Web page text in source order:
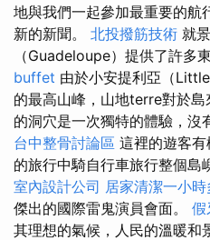
地與我們一起參加最重要的航
新的新聞。 北投撥筋技術 就
（Guadeloupe）提供了許多
buffet 由於小安提利亞（Little
的最高山峰，山地terre對於
的洞穴是一次獨特的體驗，沒
台中整骨討論區 這裡的遊客
的旅行中騎自行車旅行整個島
室內設計公司 居家清潔一小
傑出的國際雷鬼演員會面。 假
其理想的氣候，人民的溫暖和